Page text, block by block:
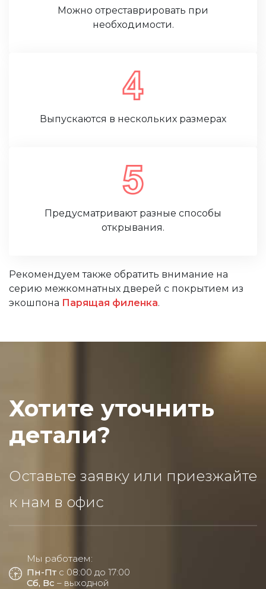
Можно отреставрировать при
необходимости.
Выпускаются в нескольких размерах
Предусматривают разные способы
открывания.
Рекомендуем также обратить внимание на
серию межкомнатных дверей с покрытием из
экошпона Парящая филенка.
Хотите уточнить
детали?
Оставьте заявку или приезжайте
к нам в офис
Мы работаем:
Пн-Пт с 08:00 до 17:00
Сб, Вс – выходной